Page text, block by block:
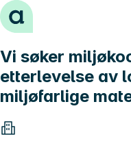
Hopp til innhold
Vi søker
etterlevelse av
miljøfarlige